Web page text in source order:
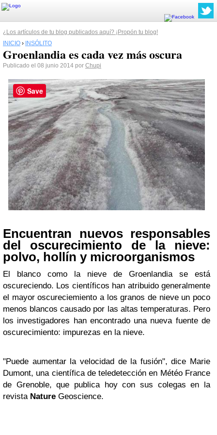
¿Los artículos de tu blog publicados aquí? ¡Propón tu blog!
INICIO › INSÓLITO
Groenlandia es cada vez más oscura
Publicado el 08 junio 2014 por Chupi
Encuentran nuevos responsables
del oscurecimiento de la nieve:
polvo, hollín y microorganismos
El blanco como la nieve de Groenlandia se está
oscureciendo. Los científicos han atribuido generalmente
el mayor oscureciemiento a los granos de nieve un poco
menos blancos causado por las altas temperaturas. Pero
los investigadores han encontrado una nueva fuente de
oscurecimiento: impurezas en la nieve.
"Puede aumentar la velocidad de la fusión", dice Marie
Dumont, una científica de teledetección en Météo France
de Grenoble, que publica hoy con sus colegas en la
revista Nature Geoscience.
Save